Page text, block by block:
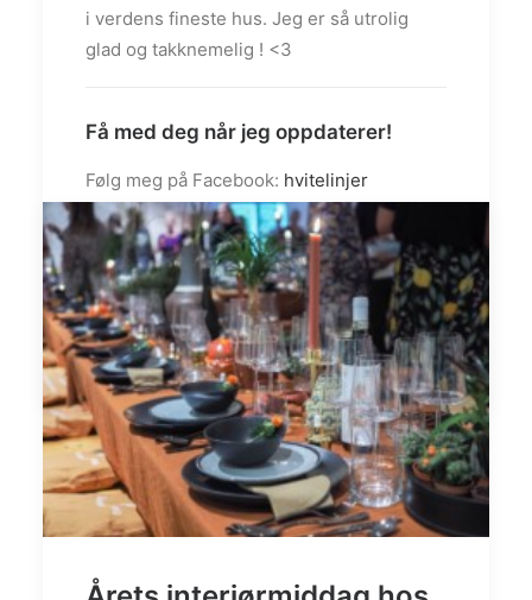
i verdens fineste hus. Jeg er så utrolig
glad og takknemelig ! <3
Få med deg når jeg oppdaterer!
Følg meg på Facebook: hvitelinjer
Følg meg på
Instagram:@hvitelinjer/ @white.interior1
/
@hvitelinjer_crochet
by admin